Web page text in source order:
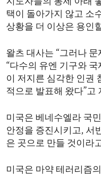
지도자들의 통제 아래
택이 돌아가지 않고 소
상황을 더 이상은 용인
왈츠 대사는 “그러나
“다수의 유엔 기구와
이 저지른 심각한 인권
적으로 발표해 왔다”고
미국은 베네수엘라 국
안정을 증진시키고, 서
은 곳으로 만들 것이라
미국은 마약 테러리즘